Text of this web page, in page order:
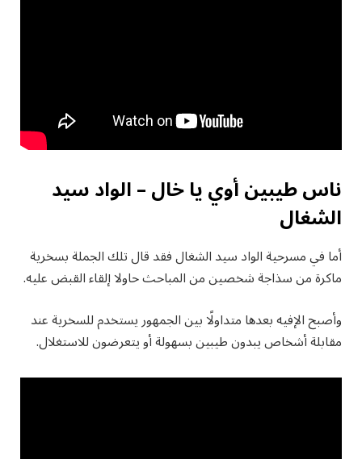
ناس طيبين أوي يا خال – الواد سيد
الشغال
أما في مسرحية الواد سيد الشغال فقد قال تلك الجملة بسخرية
ماكرة من سذاجة شخصين من المباحث حاولا إلقاء القبض عليه.
وأصبح الإفيه بعدها متداولًا بين الجمهور يستخدم للسخرية عند
مقابلة أشخاص يبدون طيبين بسهولة أو يتعرضون للاستغلال.